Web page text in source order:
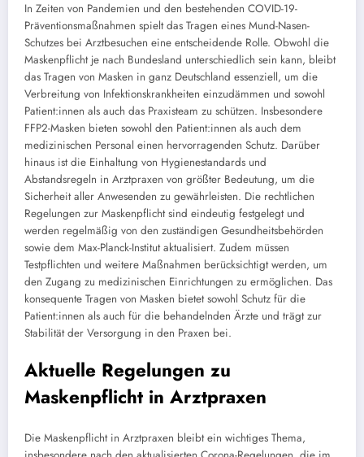
In Zeiten von Pandemien und den bestehenden COVID-19-
Präventionsmaßnahmen spielt das Tragen eines Mund-Nasen-
Schutzes bei Arztbesuchen eine entscheidende Rolle. Obwohl die
Maskenpflicht je nach Bundesland unterschiedlich sein kann, bleibt
das Tragen von Masken in ganz Deutschland essenziell, um die
Verbreitung von Infektionskrankheiten einzudämmen und sowohl
Patient:innen als auch das Praxisteam zu schützen. Insbesondere
FFP2-Masken bieten sowohl den Patient:innen als auch dem
medizinischen Personal einen hervorragenden Schutz. Darüber
hinaus ist die Einhaltung von Hygienestandards und
Abstandsregeln in Arztpraxen von größter Bedeutung, um die
Sicherheit aller Anwesenden zu gewährleisten. Die rechtlichen
Regelungen zur Maskenpflicht sind eindeutig festgelegt und
werden regelmäßig von den zuständigen Gesundheitsbehörden
sowie dem Max-Planck-Institut aktualisiert. Zudem müssen
Testpflichten und weitere Maßnahmen berücksichtigt werden, um
den Zugang zu medizinischen Einrichtungen zu ermöglichen. Das
konsequente Tragen von Masken bietet sowohl Schutz für die
Patient:innen als auch für die behandelnden Ärzte und trägt zur
Stabilität der Versorgung in den Praxen bei.
Aktuelle Regelungen zu
Maskenpflicht in Arztpraxen
Die Maskenpflicht in Arztpraxen bleibt ein wichtiges Thema,